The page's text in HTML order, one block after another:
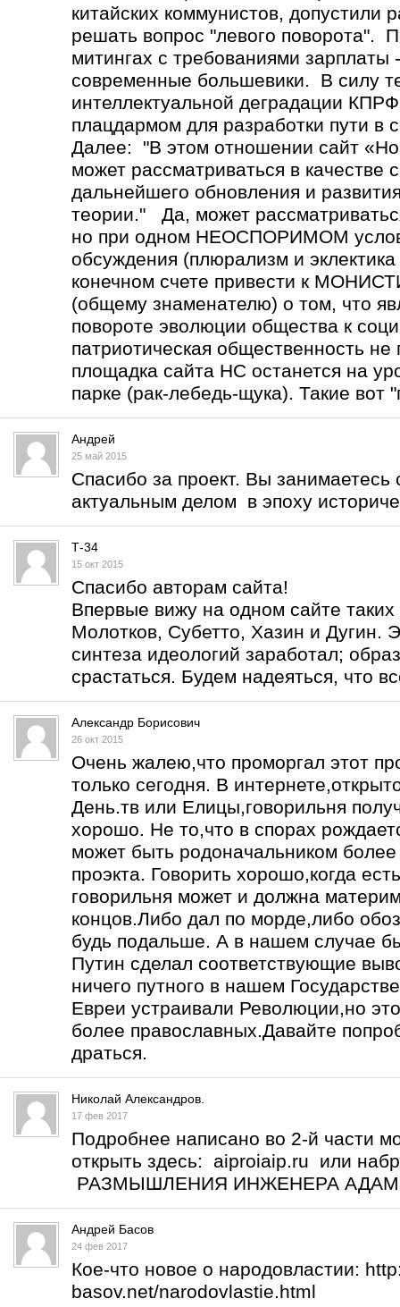
китайских коммунистов, допустили
решать вопрос "левого поворота".
митингах с требованиями зарплаты
современные большевики. В силу
интеллектуальной деградации
плацдармом для разработки пути в
Далее: "В этом отношении сайт
может рассматриваться в качестве
дальнейшего обновления и
теории." Да, может
но при одном НЕОСПОРИМОМ
обсуждения (плюрализм и
конечном счете привести к
(общему знаменателю) о том, что
повороте эволюции общества к
патриотическая общественность не
площадка сайта НС останется на
парке (рак-лебедь-щука). Такие вот
Андрей
25 май 2015
Спасибо за проект. Вы
актуальным делом в эпоху
Т-34
15 окт 2015
Спасибо авторам сайта!
Впервые вижу на одном сайте
Молотков, Субетто, Хазин и Дугин.
синтеза идеологий заработал;
срастаться. Будем надеяться, что
Александр Борисович
26 окт 2015
Очень жалею,что проморгал этот
только сегодня. В
День.тв или Елицы,говорильня
хорошо. Не то,что в спорах
может быть родоначальником более
проэкта. Говорить хорошо,когда
говорильня может и должна
концов.Либо дал по морде,либо
будь подальше. А в нашем случае
Путин сделал соответствующие
ничего путного в нашем
Евреи устраивали Революции,но
более православных.Давайте
драться.
Николай Александров.
17 фев 2017
Подробнее написано во 2-й части
открыть здесь: aiproiaip.ru или
РАЗМЫШЛЕНИЯ ИНЖЕНЕРА
Андрей Басов
24 фев 2017
Кое-что новое о народовластии:
basov.net/narodovlastie.html